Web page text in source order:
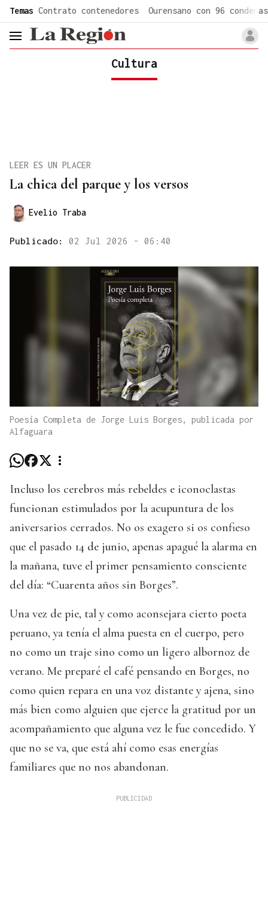
Temas Contrato contenedores Ourensano con 96 condenas
header.menu.open
Cultura
La chica del parque y los versos
LEER ES UN PLACER
Evelio Traba
Publicado: 02 Jul 2026 - 06:40
Poesía Completa de Jorge Luis Borges, publicada por
Alfaguara
Incluso los cerebros más rebeldes e iconoclastas
funcionan estimulados por la acupuntura de los
aniversarios cerrados. No os exagero si os confieso
que el pasado 14 de junio, apenas apagué la alarma en
la mañana, tuve el primer pensamiento consciente
del día: “Cuarenta años sin Borges”.
Una vez de pie, tal y como aconsejara cierto poeta
peruano, ya tenía el alma puesta en el cuerpo, pero
no como un traje sino como un ligero albornoz de
verano. Me preparé el café pensando en Borges, no
como quien repara en una voz distante y ajena, sino
más bien como alguien que ejerce la gratitud por un
acompañamiento que alguna vez le fue concedido. Y
que no se va, que está ahí como esas energías
familiares que no nos abandonan.